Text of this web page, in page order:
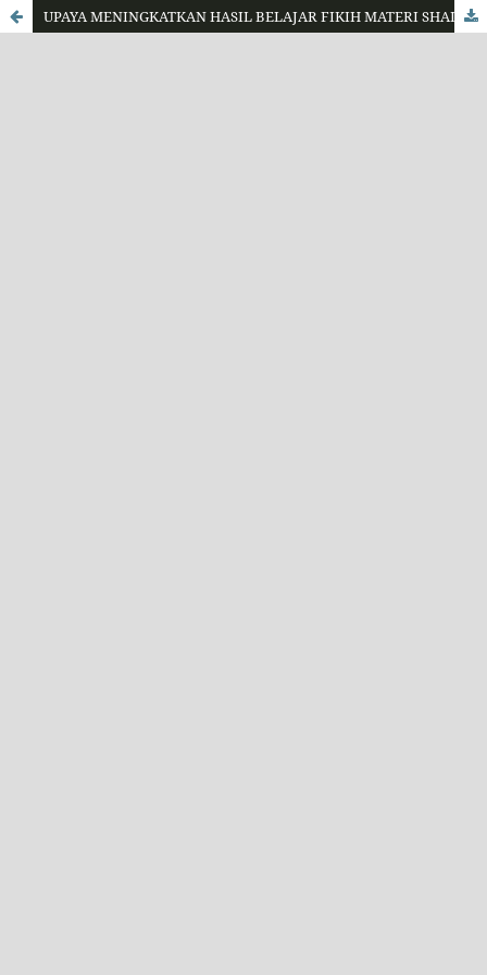
UPAYA MENINGKATKAN HASIL BELAJAR FIKIH MATERI SHALAT JENAZAH MELALUI METODE SMALL GROUP DISCUSSION DAN PRAKTIK UNJUK KERJA PADA SISWA KELAS X KA MAN 2 KOTA CILEGON